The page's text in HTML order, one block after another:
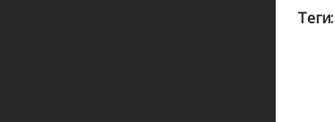
Теги: